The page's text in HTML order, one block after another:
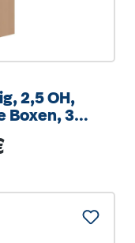
2,5 OH,
Boxen, 3